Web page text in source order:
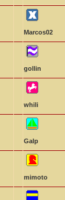
Marcos02
gollin
whili
Galp
mimoto